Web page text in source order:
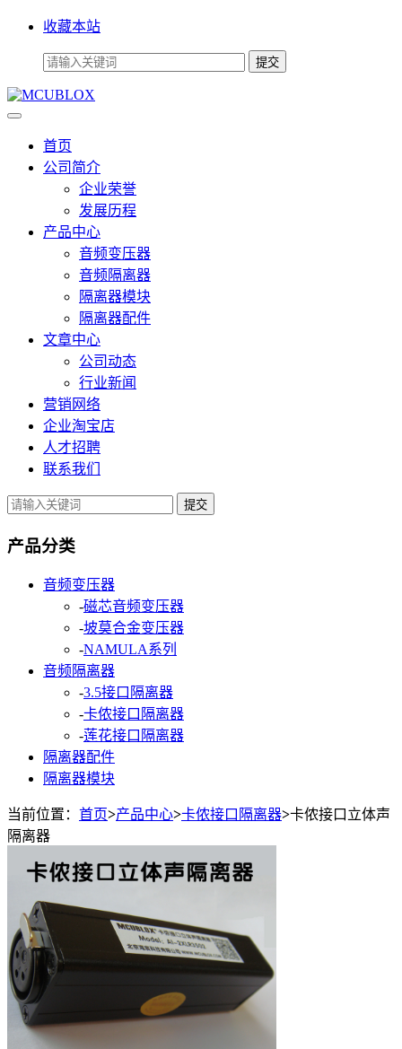
收藏本站
首页
公司简介
企业荣誉
发展历程
产品中心
音频变压器
音频隔离器
隔离器模块
隔离器配件
文章中心
公司动态
行业新闻
营销网络
企业淘宝店
人才招聘
联系我们
提交
产品分类
音频变压器
-磁芯音频变压器
-坡莫合金变压器
-NAMULA系列
音频隔离器
-3.5接口隔离器
-卡侬接口隔离器
-莲花接口隔离器
隔离器配件
隔离器模块
当前位置： 首页>产品中心>卡侬接口隔离器>卡侬接口立体声
隔离器